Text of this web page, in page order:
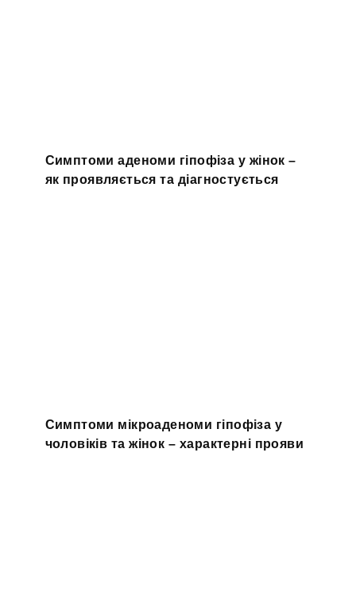
Симптоми аденоми гіпофіза у жінок –
як проявляється та діагностується
Симптоми мікроаденоми гіпофіза у
чоловіків та жінок – характерні прояви